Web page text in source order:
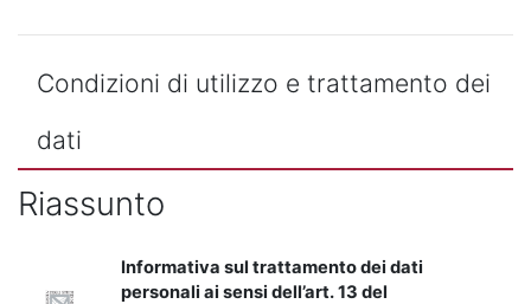
Condizioni di utilizzo e trattamento dei
dati
Riassunto
Informativa sul trattamento dei dati
personali ai sensi dell’art. 13 del